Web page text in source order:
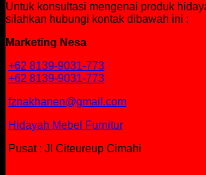
Untuk konsultasi mengenai produk
silahkan hubungi kontak dibawah ini :
Marketing Nesa
+62 8139-9031-773
+62 8139-9031-773
fznakhanen@gmail.com
Hidayah Mebel Furnitur
Pusat : Jl Citeureup Cimahi